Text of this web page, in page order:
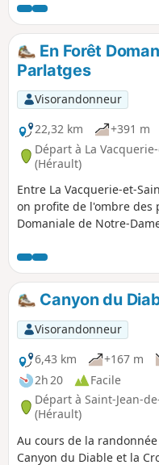
couvert végétal reste
sèches et ouvertes avec
fleurie au printemps.
En Forêt
Parlatges
Visorandonneur
22,32 km
+391 m
Départ à La
(Hérault)
Entre La Vacquerie-et-
on profite de l'ombre des
Domaniale de Notre-
le Sud du Causse du
du Monde et le Pas de
l'Escandorgue, - la vallée
le Mont Saint-Baudille, -
Sète).
Canyon du
Visorandonneur
6,43 km
+167 m
2h 20
Facile
Départ à Saint-Jean-
(Hérault)
Au cours de la
Canyon du Diable et la